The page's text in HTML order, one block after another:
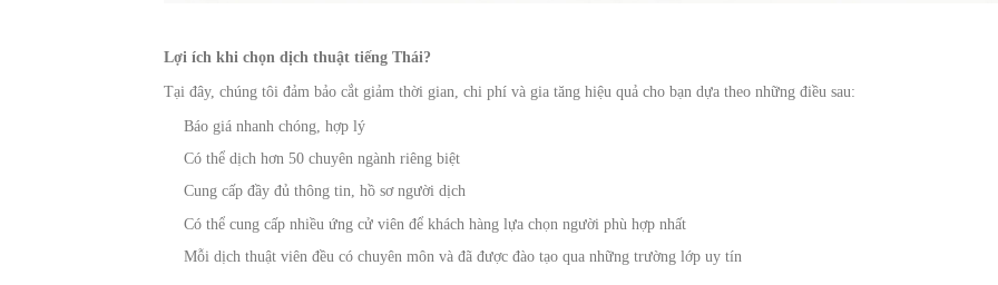
Lợi ích khi chọn dịch thuật tiếng Thái?
Tại đây, chúng tôi đảm bảo cắt giảm thời gian, chi phí và gia tăng hiệu quả cho bạn dựa theo những điều sau:
Báo giá nhanh chóng, hợp lý
Có thể dịch hơn 50 chuyên ngành riêng biệt
Cung cấp đầy đủ thông tin, hồ sơ người dịch
Có thể cung cấp nhiều ứng cử viên để khách hàng lựa chọn người phù hợp nhất
Mỗi dịch thuật viên đều có chuyên môn và đã được đào tạo qua những trường lớp uy tín